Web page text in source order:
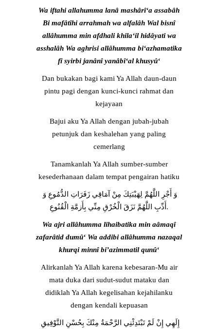
Wa iftahi allahumma lanâ mashârî‘a assabâh
Bi mafâtîhi arrahmah wa alfalâh Wal bisnî
allâhumma min afdhali khila‘il hidâyati wa
asshalâh Wa aghrisi allâhumma bi‘azhamatika
fî syirbi janânî yanâbî‘al khusyû‘
Dan bukakan bagi kami Ya Allah daun-daun
pintu pagi dengan kunci-kunci rahmat dan
kejayaan
Bajui aku Ya Allah dengan jubah-jubah
petunjuk dan keshalehan yang paling
cemerlang
Tanamkanlah Ya Allah sumber-sumber
kesederhanaan dalam tempat pengairan hatiku
أَدِّبِ اللَّهُمَّ نَزَقَ الْخُرْقِ مِنِّي بِأَزمَّةِ الْقُنُوعِ.
Wa ajri allâhumma lihaibatika min aâmaqî
zafarâtid dumû‘ Wa addibi allâhumma nazaqal
khurqi minnî bi’azimmatil qunû‘
Alirkanlah Ya Allah karena kebesaran-Mu air
mata duka dari sudut-sudut mataku dan
didiklah Ya Allah kegelisahan kejahilanku
dengan kendali kepuasan